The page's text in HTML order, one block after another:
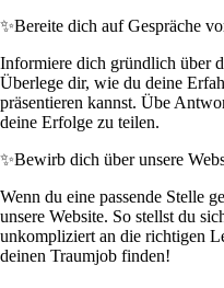
✨Bereite dich auf Gespräche
Informiere dich gründlich über
Überlege dir, wie du deine
präsentieren kannst. Übe
deine Erfolge zu teilen.
✨Bewirb dich über unsere
Wenn du eine passende Stelle
unsere Website. So stellst du
unkompliziert an die richtigen
deinen Traumjob finden!